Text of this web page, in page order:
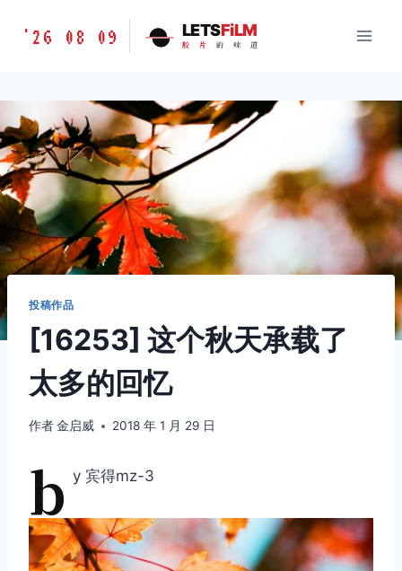
胶
道
LETSFILM
'26 08 09 LETSFiLM
胶 片 的 味 道
投稿作品
[16253] 这个秋天承载了
太多的回忆
作者金启威 2018 年 1 月 29 日
b y 宾得mz-3